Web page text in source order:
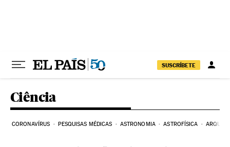
SUSCRÍBETE
Ciência
CORONAVÍRUS PESQUISAS MÉDICAS ASTRONOMIA ASTROFÍSICA